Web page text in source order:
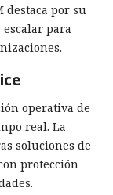
destaca por su
para
operativa de
real. La
soluciones de
protección